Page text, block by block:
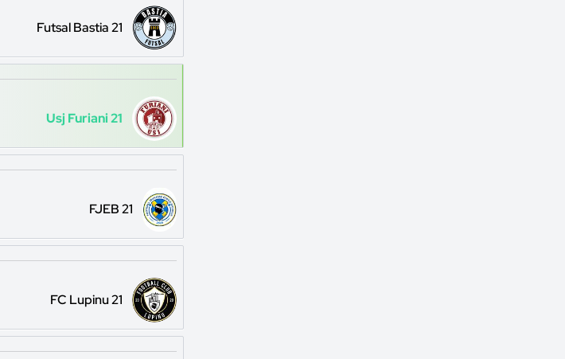
Futsal Bastia 21
Usj Furiani 21
FJEB 21
FC Lupinu 21